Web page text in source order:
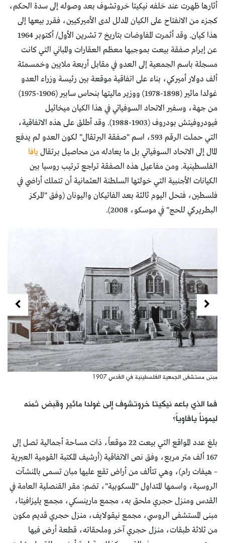
أثارها ظهرت عند خلفه نيكيتا خروتشوف بعد وصوله إلى سدة الحكم،
كجزء من الانفتاح على الكيان المدلل لدى الأميركيين، فقرر بيعها إلى
هذا كيان. وقد أثمرت المفاوضات بتاريخ 7 تشرين الأول/ أكتوبر 1964
عن إبرام صفقة بيعت بموجبها معظم العقارات والمباني التي كانت
مسجلة باسم الجمعية إلى العدو في مقابل أربعة ملايين وخمسمئة
ألف دولار أميركي، بناء على اتفاقية موقعة بين رئيسة وزراء العدو
غولدا مائير (1898-1978) ووزير ماليتها بنحاس سابير (1906-1975)
من جهة، وسفير الاتحاد السوفياتي في هذا الكيان ميخائيل
فيودروفيتش بودروف (1903-1988). وقد أطلق على هذه الاتفاقية،
التي حملت الرقم 593، اسم "صفقة البرتقال" لكون العدو لم يدفع
المال إلى الاتحاد السوفياتي بل ما يعادله من محاصيل برتقال يافا
الفلسطينية. ومن مفاعيل هذه الصفقة تراجع ترتيب روسيا بين
الكيانات الأجنبية التي خولتها السلطنة العثمانية أن تتملك أراضي في
فلسطين، فتحل اليوم ثالثة بعد الفاتيكان واليونان (وفق "المركز
البطريركي للحج" في موسكو، 2008).
مبنى مستشفى الجمعية الفلسطينية في القدس 1907
Previous
فما الذي باعه نيكيتا خروتشوف إلى غولدا مائير وقبض ثمنه
ليموناً يافاوياً؟
بلغ عدد المواقع التي بيعت 22 موقعاً، ذات مساحة أجمالية تصل إلى
167 ألف متر مربع، وفق نص الاتفاقية (أرشيف المكتبة القومية العبرية
– هيفات رام)، وهي تتألف من أراض تقع عليها مبان تسمى بالمنشآت
الروسية، واسمها المتداول "المسكوبية"، تضم: مقر القنصلية العامة في
القدس ومنزل حجري ملحق به، مجمع مارينسكي، مجمع يليزافيتا،
مبنى المستشفى الروسي، مجمع نيقولايف، منزل حجري قديم مكون
من ثلاثة طبقات، منزل حجري آخر وملحقاته، قطعة أرض فيها